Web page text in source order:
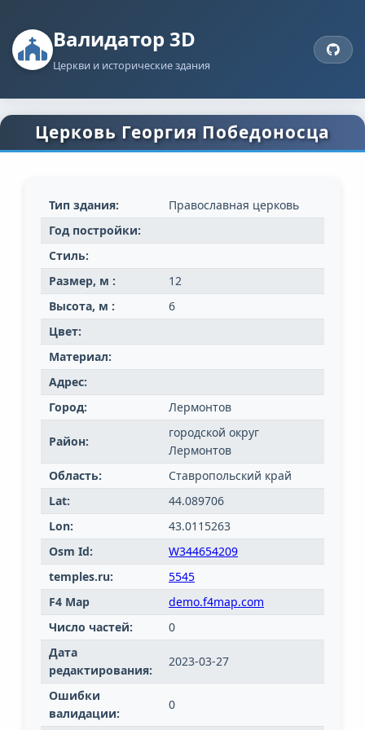
Валидатор 3D
Церкви и исторические здания
Церковь Георгия Победоносца
Тип здания:
Православная церковь
Год постройки:
Стиль:
Размер, м :
12
Высота, м :
6
Цвет:
Материал:
Адрес:
Город:
Лермонтов
Район:
городской округ
Лермонтов
Область:
Ставропольский край
Lat:
44.089706
Lon:
43.0115263
Osm Id:
W344654209
temples.ru:
5545
F4 Map
demo.f4map.com
Число частей:
0
Дата
редактирования:
2023-03-27
Ошибки
валидации:
0